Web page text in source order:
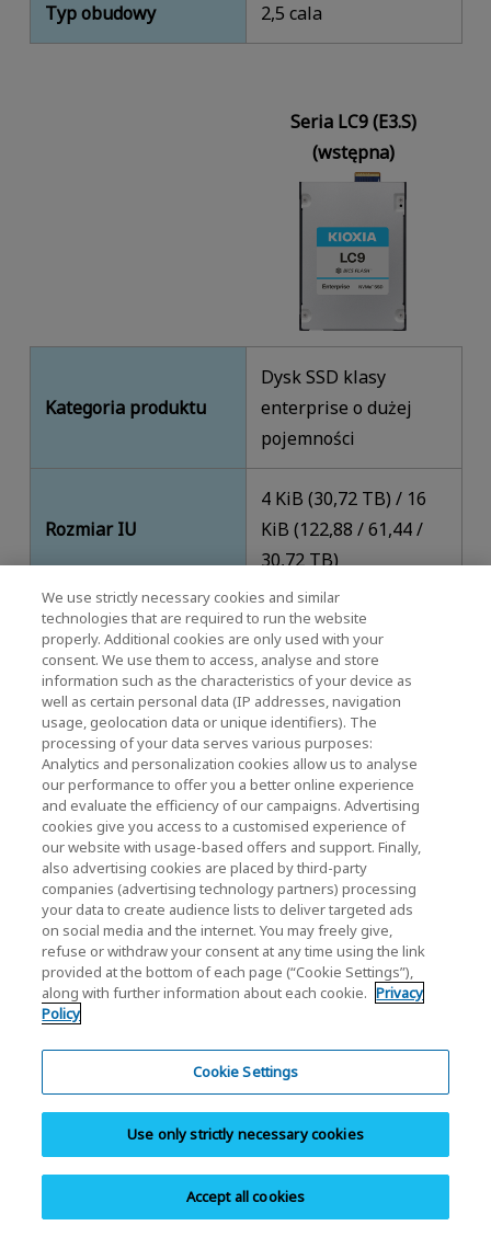
Typ obudowy 2,5 cala
Seria LC9 (E3.S)
(wstępna)
Kategoria produktu
Dysk SSD klasy
enterprise o dużej
pojemności
Rozmiar IU
4 KiB (30,72 TB) / 16
KiB (122,88 / 61,44 /
30,72 TB)
Kluczowe
zastosowania
Magazyny danych
Systemy AI
Zastosowania
uczenia
maszynowego
Pamięć masowa w
poziomie
DWPD
Rozmiar IU 4 KiB: 0,25
@ 4 KiB
Rozmiar IU 16 KiB:
0,075 @ 4 KiB / 0,3 @
16 KiB
Interfejs PCIe 5.0, NVMe™ 2.0
Maks. prędkość
interfejsu
128 GT/s (PCIe Gen5
poj. x4, podw. x2)
Typ pamięci Flash BiCS FLASH™ QLC
We use strictly necessary cookies and similar
technologies that are required to run the website
properly. Additional cookies are only used with your
consent. We use them to access, analyse and store
information such as the characteristics of your device as
well as certain personal data (IP addresses, navigation
usage, geolocation data or unique identifiers). The
processing of your data serves various purposes:
Analytics and personalization cookies allow us to analyse
our performance to offer you a better online experience
and evaluate the efficiency of our campaigns. Advertising
cookies give you access to a customised experience of
our website with usage-based offers and support. Finally,
also advertising cookies are placed by third-party
companies (advertising technology partners) processing
your data to create audience lists to deliver targeted ads
on social media and the internet. You may freely give,
refuse or withdraw your consent at any time using the link
provided at the bottom of each page (“Cookie Settings”),
along with further information about each cookie. Privacy
Policy
Cookie Settings
Use only strictly necessary cookies
Accept all cookies